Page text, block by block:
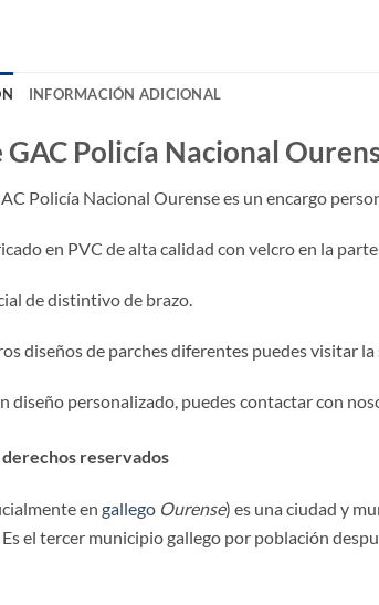
INFORMACIÓN ADICIONAL
GAC Policía Nacional
Policía Nacional Ourense es un encargo
en PVC de alta calidad con velcro en la
de distintivo de brazo.
diseños de parches diferentes puedes visitar la
diseño personalizado, puedes contactar con
reservados
en gallego Ourense) es una ciudad y
. Es el tercer municipio gallego por población